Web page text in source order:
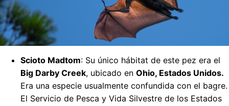
Scioto Madtom: Su único hábitat de este pez era el
Big Darby Creek, ubicado en Ohio, Estados Unidos.
Era una especie usualmente confundida con el bagre.
El Servicio de Pesca y Vida Silvestre de los Estados